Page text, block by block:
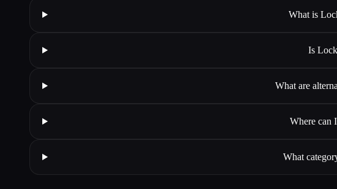
What is
Is
What are
Where can
What